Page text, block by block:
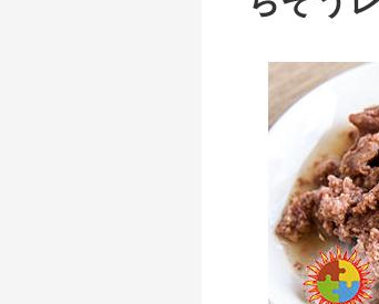
ねだり
（tama）
｜初回送
無料